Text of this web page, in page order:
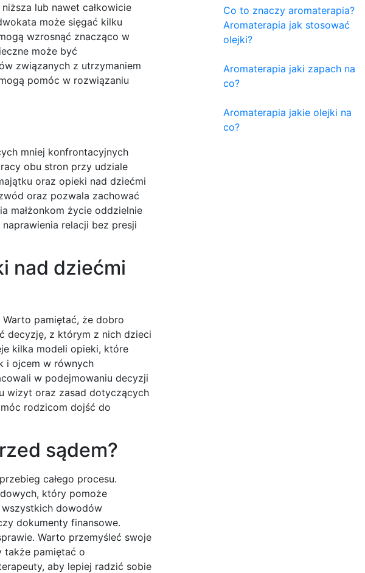
lub nawet całkowicie
może sięgać kilku
wzrosnąć znacząco w
może być
związanych z utrzymaniem
pomóc w rozwiązaniu
mniej konfrontacyjnych
obu stron przy udziale
oraz opieki nad dziećmi
oraz pozwala zachować
małżonkom życie oddzielnie
relacji bez presji
nad dziećmi
pamiętać, że dobro
decyzję, z którym z nich dzieci
kilka modeli opieki, które
i ojcem w równych
w podejmowaniu decyzji
wizyt oraz zasad dotyczących
rodzicom dojść do
sądem?
całego procesu.
który pomoże
dowodów
dokumenty finansowe.
Warto przemyśleć swoje
także pamiętać o
aby lepiej radzić sobie
Co to znaczy aromaterapia?
Aromaterapia jak stosować
olejki?
Aromaterapia jaki zapach na
co?
Aromaterapia jakie olejki na
co?